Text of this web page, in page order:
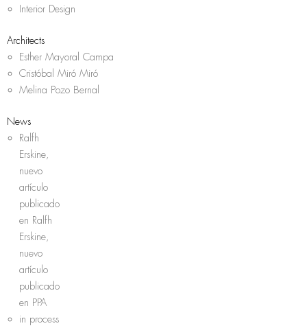
Interior Design
Architects
Esther Mayoral Campa
Cristóbal Miró Miró
Melina Pozo Bernal
News
Ralfh
Erskine,
nuevo
artículo
publicado
en Ralfh
Erskine,
nuevo
artículo
publicado
en PPA
in process